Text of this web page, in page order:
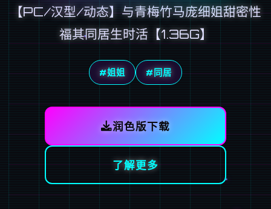
【PC/汉型/动态】与青梅竹马庞细姐甜密性
福其同居生时活【1.36G】
#姐姐 #同居
润色版下载
了解更多